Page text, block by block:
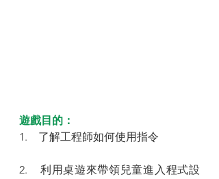
遊戲目的：
1.    了解工程師如何使用指令
2.    利用桌遊來帶領兒童進入程式設